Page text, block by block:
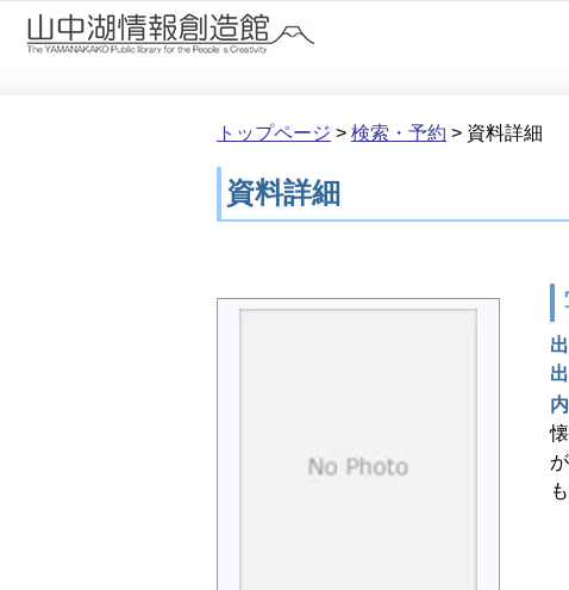
本文へ移動
トップページ > 検索・予約 > 資料詳細
資料詳細